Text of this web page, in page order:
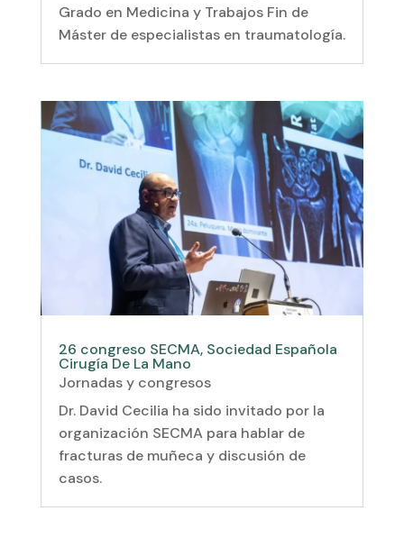
Grado en Medicina y Trabajos Fin de
Máster de especialistas en traumatología.
26 congreso SECMA, Sociedad Española
Cirugía De La Mano
Jornadas y congresos
Dr. David Cecilia ha sido invitado por la
organización SECMA para hablar de
fracturas de muñeca y discusión de
casos.